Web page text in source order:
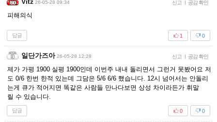
26-05-28 09:34 신고 | 공감 확인
피해의식
답글 0
1
일단가즈아 26-05-28 12:28 신고 | 공감 확인
제가 가평 1900 실평 1900인데 이번주 내내 돌리면서 그런거 못봤어요 저
도 0/6 한번 한적 있는데 그담은 5/6 6/6 했습니다. 12시 넘어서는 안돌리
는게 큐가 적어지면 똑같은 사람들 만나다보면 상성 차이라든가 휘말
릴 수 있습니다.
답글 0
0